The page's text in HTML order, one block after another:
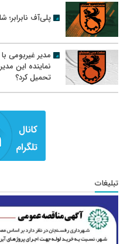
پلی‌آف
نماینده این
تحمیل کرد؟
تبلیغات